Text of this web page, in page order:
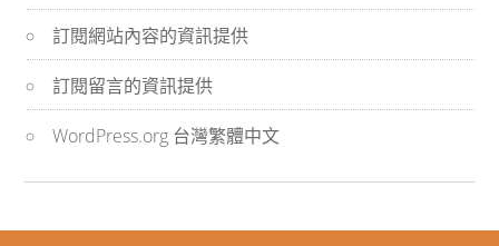
訂閱網站內容的資訊提供
訂閱留言的資訊提供
WordPress.org 台灣繁體中文